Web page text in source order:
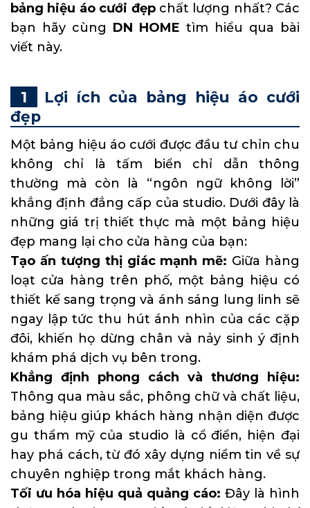
bảng hiệu áo cưới đẹpchất lượng nhất? Các
bạn hãy cùng DN HOME tìm hiểu qua bài
viết này.
Lợi ích của bảng hiệu áo cưới
đẹp
Một bảng hiệu áo cưới được đầu tư chỉn chu
không chỉ là tấm biển chỉ dẫn thông
thường mà còn là “ngôn ngữ không lời”
khẳng định đẳng cấp của studio. Dưới đây là
những giá trị thiết thực mà một bảng hiệu
đẹp mang lại cho cửa hàng của bạn:
Tạo ấn tượng thị giác mạnh mẽ: Giữa hàng
loạt cửa hàng trên phố, một bảng hiệu có
thiết kế sang trọng và ánh sáng lung linh sẽ
ngay lập tức thu hút ánh nhìn của các cặp
đôi, khiến họ dừng chân và nảy sinh ý định
khám phá dịch vụ bên trong.
Khẳng định phong cách và thương hiệu:
Thông qua màu sắc, phông chữ và chất liệu,
bảng hiệu giúp khách hàng nhận diện được
gu thẩm mỹ của studio là cổ điển, hiện đại
hay phá cách, từ đó xây dựng niềm tin về sự
chuyên nghiệp trong mắt khách hàng.
Tối ưu hóa hiệu quả quảng cáo: Đây là hình